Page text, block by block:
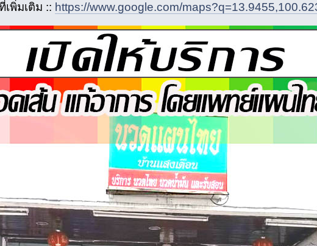
พิ่มเติม :: https://www.google.com/